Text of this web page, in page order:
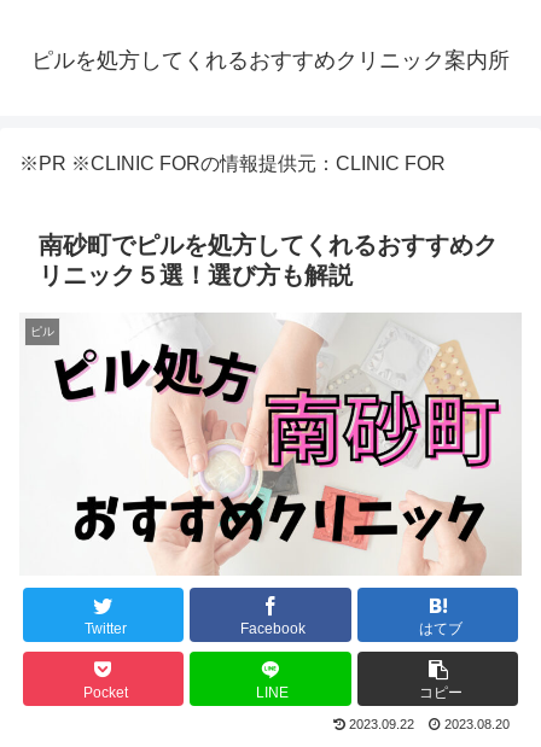
ピルを処方してくれるおすすめクリニック案内所
※PR ※CLINIC FORの情報提供元：CLINIC FOR
南砂町でピルを処方してくれるおすすめク
リニック５選！選び方も解説
ピル
Twitter Facebook はてブ
Pocket LINE コピー
2023.09.22 2023.08.20